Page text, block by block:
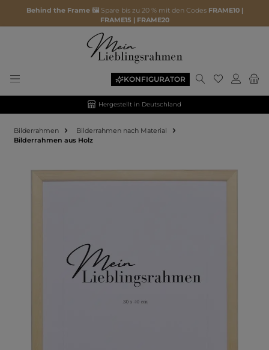
Behind the Frame 🖼️ Spare bis zu 20 % mit den Codes FRAME10 |
FRAME15 | FRAME20
KONFIGURATOR
Hergestellt in Deutschland
Bilderrahmen
Bilderrahmen nach Material
Bilderrahmen aus Holz